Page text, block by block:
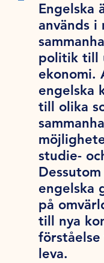
Engelska
används i
politik till
ekonomi.
engelska
till olika
studie-
engelska
på
till nya
leva.